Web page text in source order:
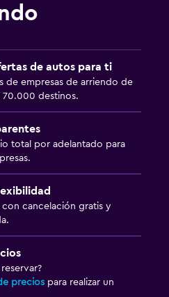
de autos para ti
de empresas de arriendo de
70.000 destinos.
total por adelantado para
con cancelación gratis y
precios para realizar un